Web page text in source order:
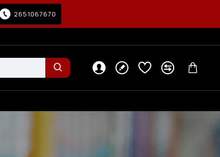
2651067670